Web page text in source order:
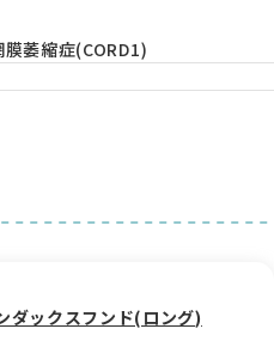
萎縮症(CORD1)
ダックスフンド(ロング)